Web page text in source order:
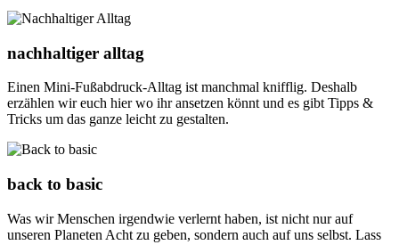
nachhaltiger alltag
Einen Mini-Fußabdruck-Alltag ist manchmal knifflig. Deshalb
erzählen wir euch hier wo ihr ansetzen könnt und es gibt Tipps &
Tricks um das ganze leicht zu gestalten.
back to basic
Was wir Menschen irgendwie verlernt haben, ist nicht nur auf
unseren Planeten Acht zu geben, sondern auch auf uns selbst. Lass